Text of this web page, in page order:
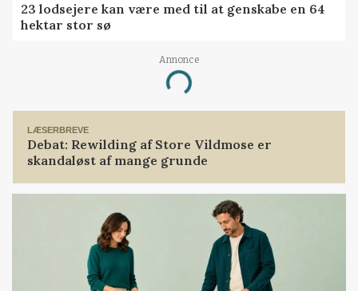
23 lodsejere kan være med til at genskabe en 64
hektar stor sø
Annonce
Loading...
LÆSERBREVE
Debat: Rewilding af Store Vildmose er
skandaløst af mange grunde